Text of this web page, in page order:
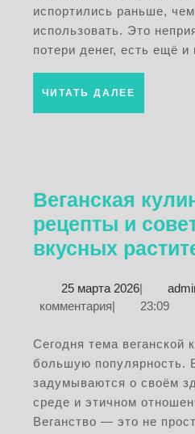
испортились раньше,
использовать. Это
потери денег, есть ещё
ЧИТАТЬ ДАЛЕЕ
Веганская
рецепты и
вкусных
25 марта 202625
марта
|
комментария| 23:09
Сегодня тема веганской кухни набирает всё
большую популярность.
задумываются о своём
среде и этичном
Веганство — это не